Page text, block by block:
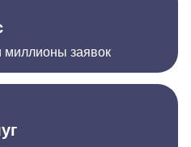
заявок